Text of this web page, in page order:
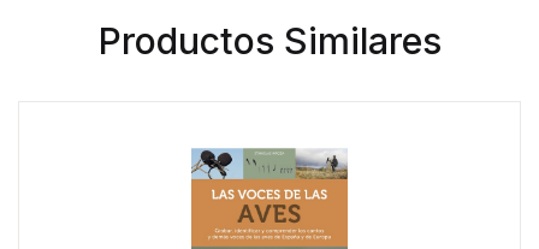
Productos Similares